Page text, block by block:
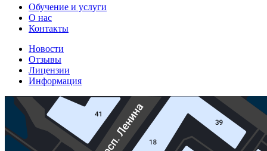
Обучение и услуги
О нас
Контакты
Новости
Отзывы
Лицензии
Информация